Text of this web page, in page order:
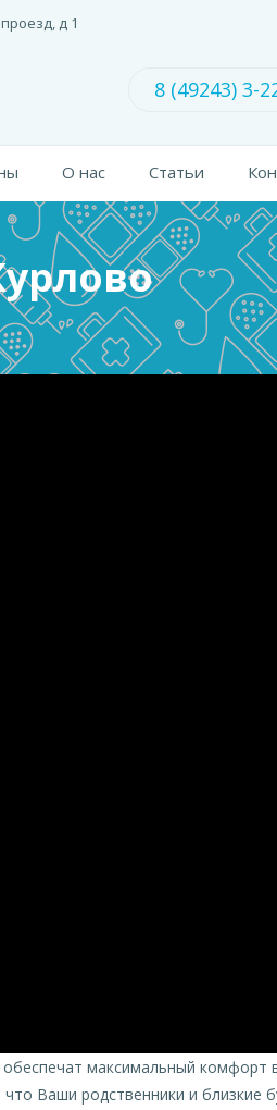
д 1
8 (49243) 3-
О нас Статьи
максимальный
Ваши родственники и